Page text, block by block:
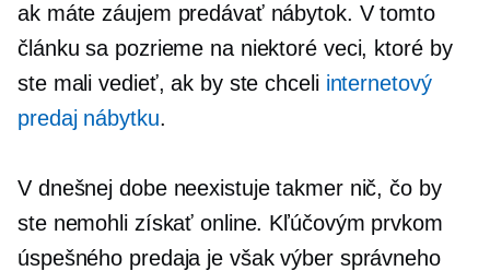
ak máte záujem predávať nábytok. V tomto
článku sa pozrieme na niektoré veci, ktoré by
ste mali vedieť, ak by ste chceli internetový
predaj nábytku.
V dnešnej dobe neexistuje takmer nič, čo by
ste nemohli získať online. Kľúčovým prvkom
úspešného predaja je však výber správneho